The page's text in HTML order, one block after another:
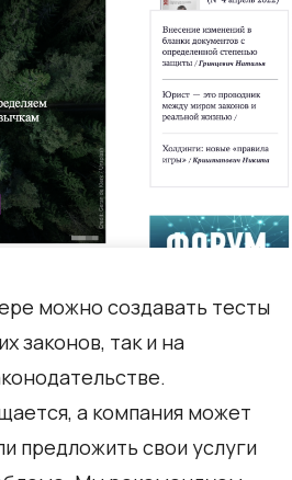
можно создавать тесты
законов, так и на
а компания может
предложить свои услуги